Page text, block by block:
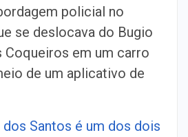
policial no
se deslocava do Bugio
Coqueiros em um carro
de um aplicativo de
Santos é um dos dois